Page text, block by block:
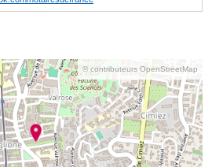
© contributeurs OpenStreetMap